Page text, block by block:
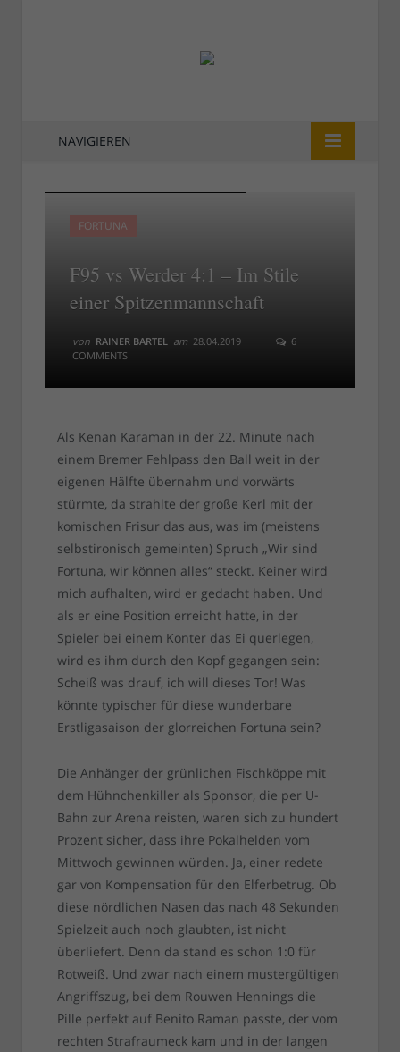
NAVIGIEREN
FORTUNA
F95 vs Werder 4:1 – Im Stile
einer Spitzenmannschaft
von RAINER BARTEL am 28.04.2019
6
COMMENTS
Als Kenan Karaman in der 22. Minute nach
einem Bremer Fehlpass den Ball weit in der
eigenen Hälfte übernahm und vorwärts
stürmte, da strahlte der große Kerl mit der
komischen Frisur das aus, was im (meistens
selbstironisch gemeinten) Spruch „Wir sind
Fortuna, wir können alles“ steckt. Keiner wird
mich aufhalten, wird er gedacht haben. Und
als er eine Position erreicht hatte, in der
Spieler bei einem Konter das Ei querlegen,
wird es ihm durch den Kopf gegangen sein:
Scheiß was drauf, ich will dieses Tor! Was
könnte typischer für diese wunderbare
Erstligasaison der glorreichen Fortuna sein?
Die Anhänger der grünlichen Fischköppe mit
dem Hühnchenkiller als Sponsor, die per U-
Bahn zur Arena reisten, waren sich zu hundert
Prozent sicher, dass ihre Pokalhelden vom
Mittwoch gewinnen würden. Ja, einer redete
gar von Kompensation für den Elferbetrug. Ob
diese nördlichen Nasen das nach 48 Sekunden
Spielzeit auch noch glaubten, ist nicht
überliefert. Denn da stand es schon 1:0 für
Rotweiß. Und zwar nach einem mustergültigen
Angriffszug, bei dem Rouwen Hennings die
Pille perfekt auf Benito Raman passte, der vom
rechten Strafraumeck kam und in der langen